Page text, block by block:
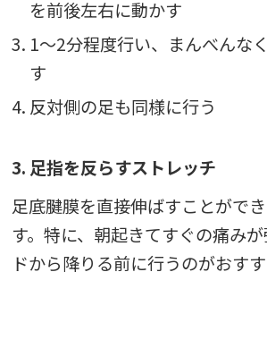
を前後左右に動かす
3. 1〜2分程度行い、まんべんな
す
4. 反対側の足も同様に行う
3. 足指を反らすストレッチ
足底腱膜を直接伸ばすことがで
す。特に、朝起きてすぐの痛み
ドから降りる前に行うのがおすす